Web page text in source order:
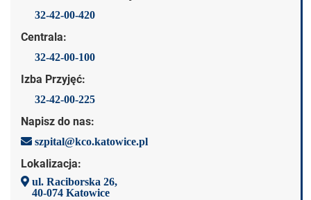
32-42-00-420
Centrala:
32-42-00-100
Izba Przyjęć:
32-42-00-225
Napisz do nas:
szpital@kco.katowice.pl
Lokalizacja:
ul. Raciborska 26,
40-074 Katowice